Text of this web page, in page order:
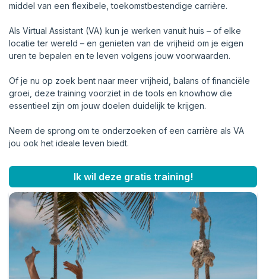
middel van een flexibele, toekomstbestendige carrière.
Als Virtual Assistant (VA) kun je werken vanuit huis – of elke
locatie ter wereld – en genieten van de vrijheid om je eigen
uren te bepalen en te leven volgens jouw voorwaarden.
Of je nu op zoek bent naar meer vrijheid, balans of financiële
groei, deze training voorziet in de tools en knowhow die
essentieel zijn om jouw doelen duidelijk te krijgen.
Neem de sprong om te onderzoeken of een carrière als VA
jou ook het ideale leven biedt.
Ik wil deze gratis training!